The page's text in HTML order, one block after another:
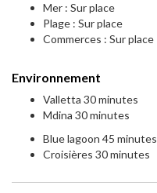
Mer : Sur place
Plage : Sur place
Commerces : Sur place
Environnement
Valletta 30 minutes
Mdina 30 minutes
Blue lagoon 45 minutes
Croisières 30 minutes